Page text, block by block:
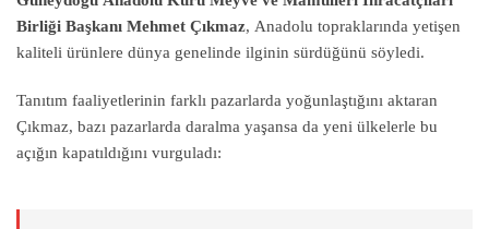
Birliği Başkanı Mehmet Çıkmaz, Anadolu topraklarında yetişen
kaliteli ürünlere dünya genelinde ilginin sürdüğünü söyledi.
Tanıtım faaliyetlerinin farklı pazarlarda yoğunlaştığını aktaran
Çıkmaz, bazı pazarlarda daralma yaşansa da yeni ülkelerle bu
açığın kapatıldığını vurguladı: